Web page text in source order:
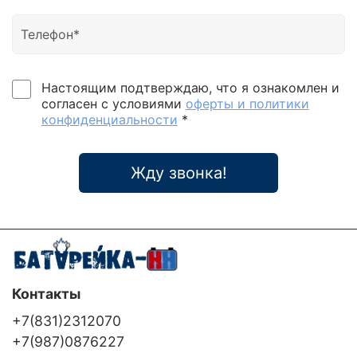
двух возможных режимов преобразования
мощности 0.99, входной коэффициент нелинейных
искажений по току (КНИ - THDi) ≤ 3%, выходной
КНИ по напряжению ≤3%. Выходной коэффициент
устройство с цифровым управлением:
возможность гибкого изменения параметров
зарядного устройства и батарейных комплектов,
подключения) в режиме on line. Возможность
использования как совместных, так и раздельных
батарейных комплектов при параллельном
Настоящим подтверждаю, что я ознакомлен и
согласен с условиями оферты и политики
конфиденциальности *
Жду звонка!
Контакты
+7(831)2312070
+7(987)0876227